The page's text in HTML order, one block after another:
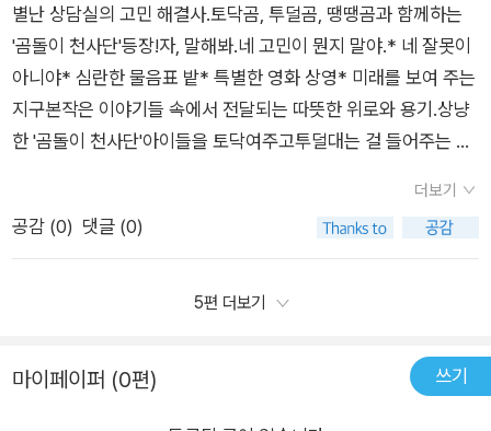
마음이 들었습니다. 아이들은 문제를 해결할 답을 원하는 것이 아
니었습니다. 그저 자신의 마음을 알아주고, 공감해주고, 토닥여주
고, 안아주기를 원했던 것입니다. 위로와 응원을 받고 싶었던 것
이지요. 곰돌이 천사단이 있어서 너무 다행입니다. 아이들의 마음
이 홀가분해져서 다행이었습니다. 책 속의 이야기였지만 등장하
는 에피소드는 지금 우리 주변에도 충분히 일어날 법한 일입니다.
아이의 마음을 쉽게 열 수 있게 관심 가져주고, 많이 들어주고, 사
뷰는 출판사로부터 도서를 제공받아 읽고 주관적으로 작성하였
천사단!!🧸🧸🧸🐾🐾🐾아이들의 고민을 싹 다해결해 줘요!!이런
저런 고민 때문에힘든 아이들.그 아이들의 마음을읽어주는 세 마
리의 곰.👉또닥곰👉투덜곰👉땡땡곰곰돌이 천사단이전해주는
포근하고다정한 그리고 힘이 되는 말들.행복을 찾아가는방법을
알려주는 천사단의매력에 빠졌어요.#매력찾기동글 동글 귀여운
천사단의모습을 보며 아이들은하나쯤 가지고 있는 인형들을 보
며상상력을 키워 나갈 수있을 것 같아요.(혹시 내 인형도?🙄👀)
자치 글, 쯔리 그림, 류희정 옮김🧸펴낸곳: 북멘토#곰돌이천사단
별난 상담실의 고민 해결사.토닥곰, 투덜곰, 땡땡곰과 함께하는
'곰돌이 천사단'등장!자, 말해봐.네 고민이 뭔지 말야.* 네 잘못이
아니야* 심란한 물음표 밭* 특별한 영화 상영* 미래를 보여 주는
지구본작은 이야기들 속에서 전달되는 따뜻한 위로와 용기.상냥
한 '곰돌이 천사단'아이들을 토닥여주고투덜대는 걸 들어주는 토
들의 고민과 걱정들을'곰돌이 천사단'인형들과 환상의 공간에
서 위로와 용기를 받으며 함께 성장해 간다. 마음 따뜻한 치유 동
화인 <곰돌이 천사단>의 환상의 공간으로 초대합니다. <본 도
서는 출판사로부터 책을 제공받아 솔직하게 작성한 후기입니다.
더보기
공감 (0) 댓글 (0)
5편 더보기
마이페이퍼 (0편) 쓰기